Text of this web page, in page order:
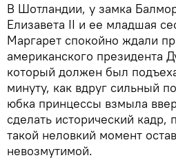
В Шотландии, у замка
Елизавета II и ее младшая
Маргарет спокойно ждали
американского президента
который должен был
минуту, как вдруг сильный
юбка принцессы взмыла
сделать исторический кадр,
такой неловкий момент
невозмутимой.